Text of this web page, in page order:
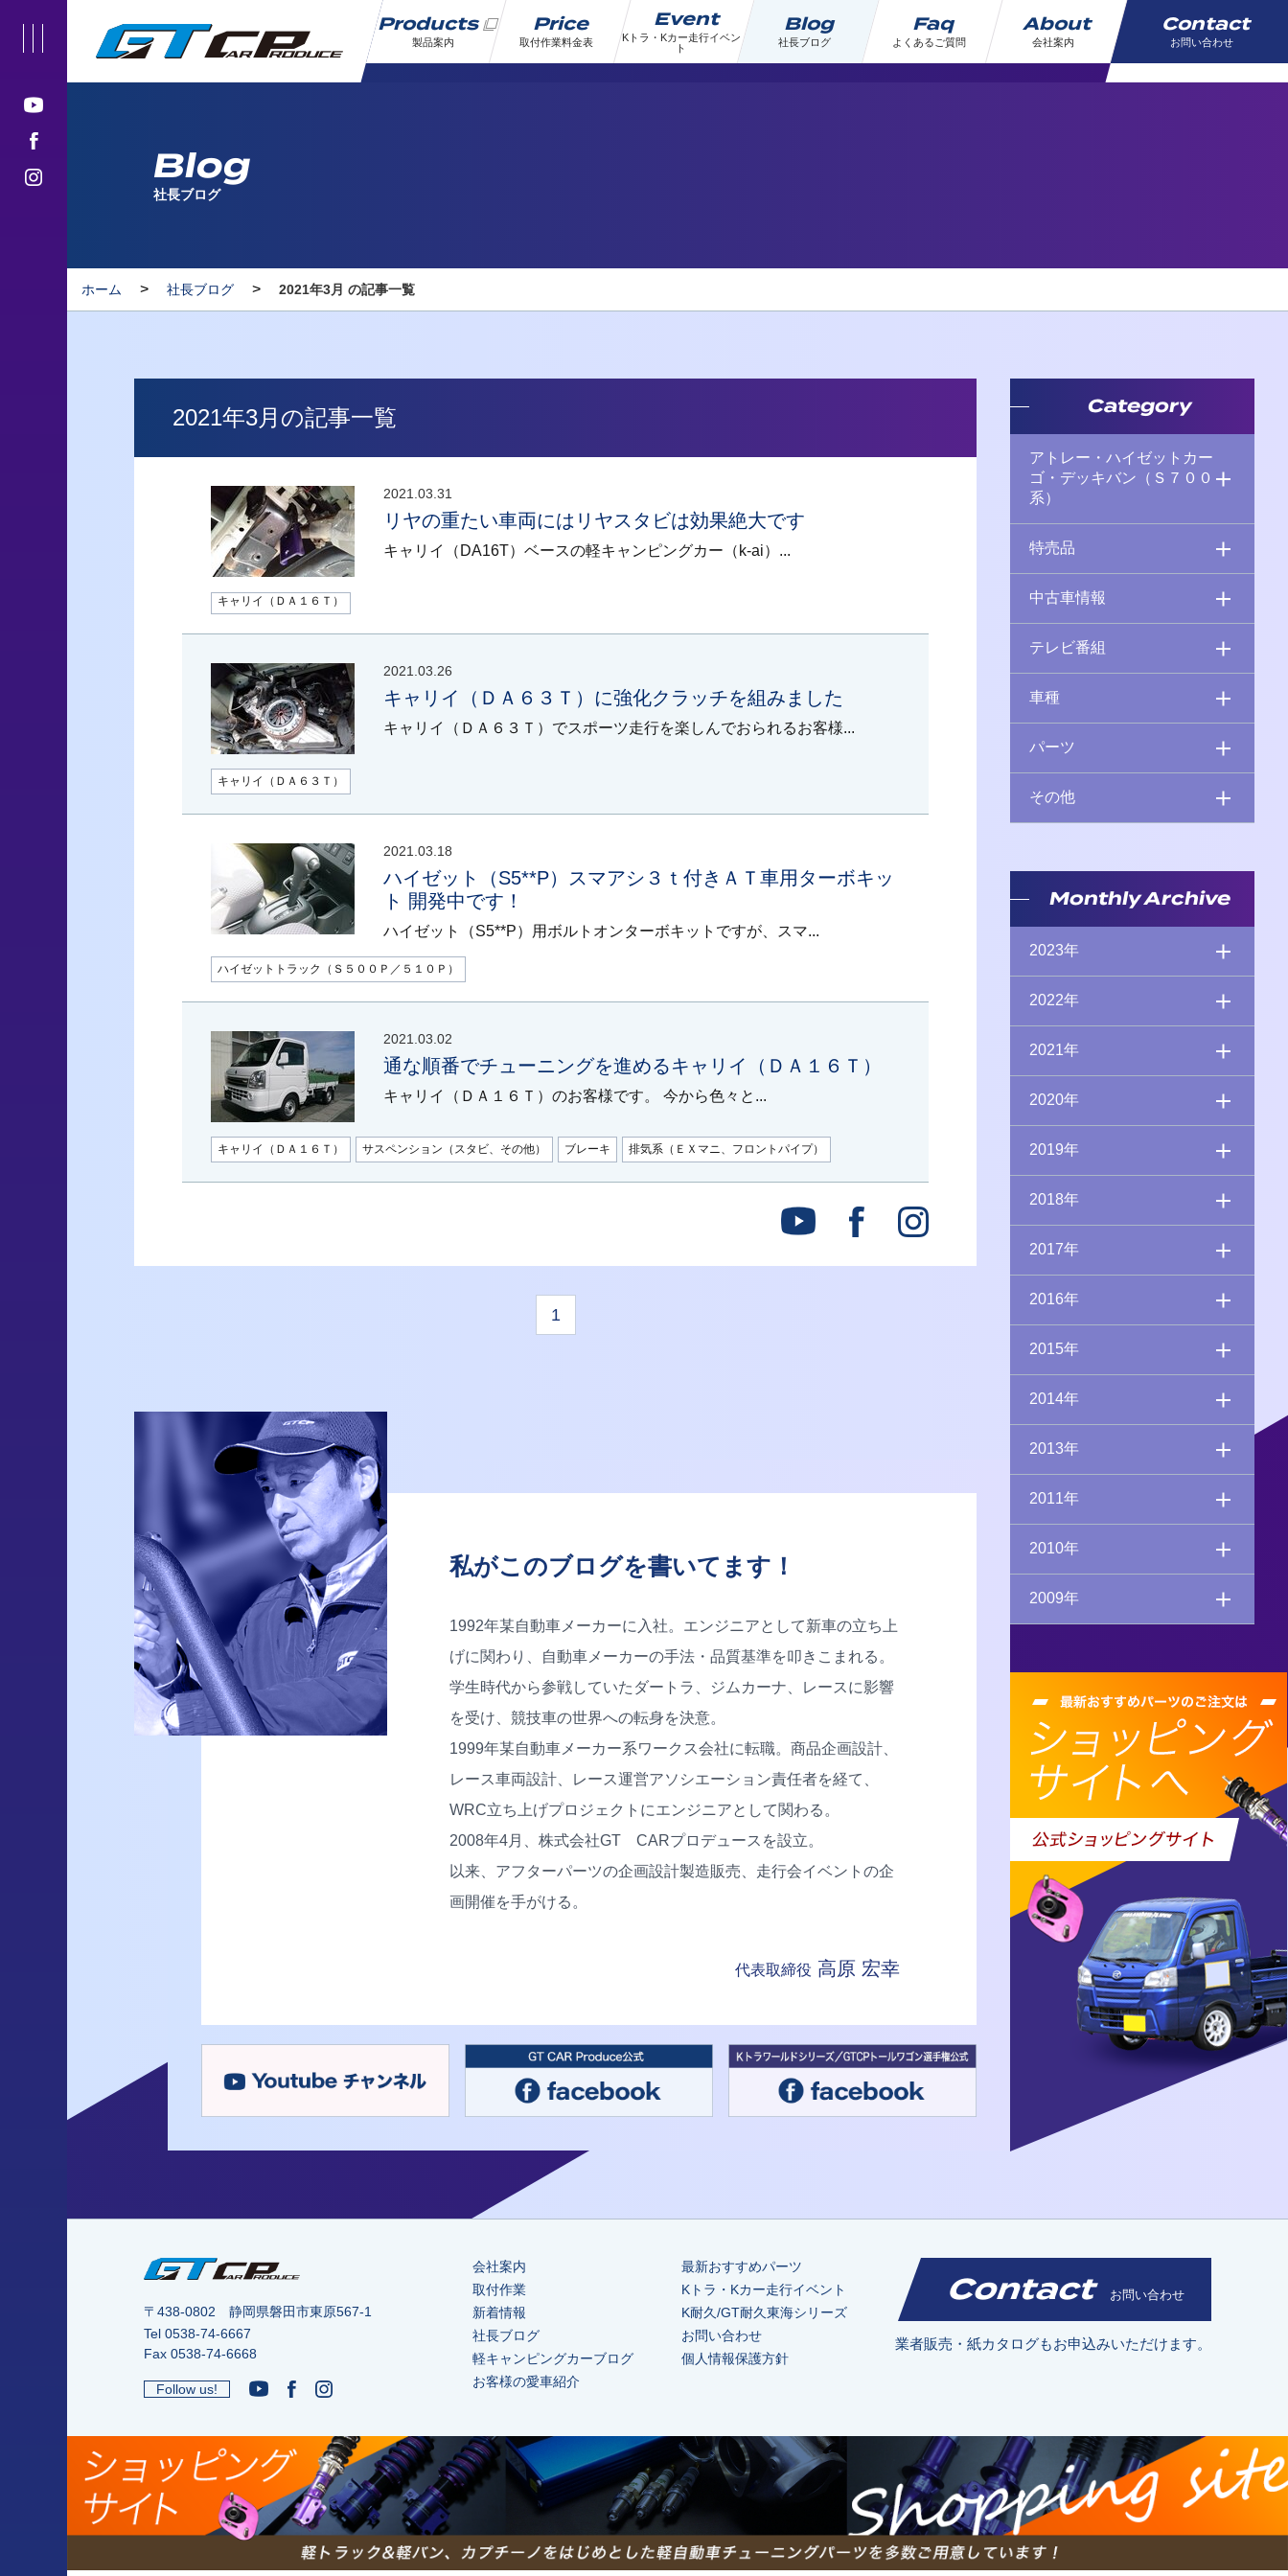
Products
製品案内
Price
取付作業料金表
Event
Kトラ・Kカー走行イベン
ト
Blog
社長ブログ
Faq
よくあるご質問
About
会社案内
Contact
お問い合わせ
Blog
社長ブログ
ホーム > 社長ブログ > 2021年3月 の記事一覧
2021年3月の記事一覧
2021.03.31
リヤの重たい車両にはリヤスタビは効果絶大です
キャリイ（DA16T）ベースの軽キャンピングカー（k-ai）...
キャリイ（ＤＡ１６Ｔ）
2021.03.26
キャリイ（ＤＡ６３Ｔ）に強化クラッチを組みました
キャリイ（ＤＡ６３Ｔ）でスポーツ走行を楽しんでおられるお客様...
キャリイ（ＤＡ６３Ｔ）
2021.03.18
ハイゼット（S5**P）スマアシ３ｔ付きＡＴ車用ターボキッ
ト 開発中です！
ハイゼット（S5**P）用ボルトオンターボキットですが、スマ...
ハイゼットトラック（Ｓ５００Ｐ／５１０Ｐ）
2021.03.02
通な順番でチューニングを進めるキャリイ（ＤＡ１６Ｔ）
キャリイ（ＤＡ１６Ｔ）のお客様です。 今から色々と...
キャリイ（ＤＡ１６Ｔ） サスペンション（スタビ、その他） ブレーキ 排気系（ＥＸマニ、フロントパイプ）
1
私がこのブログを書いてます！
1992年某自動車メーカーに入社。エンジニアとして新車の立ち上
げに関わり、自動車メーカーの手法・品質基準を叩きこまれる。
学生時代から参戦していたダートラ、ジムカーナ、レースに影響
を受け、競技車の世界への転身を決意。
1999年某自動車メーカー系ワークス会社に転職。商品企画設計、
レース車両設計、レース運営アソシエーション責任者を経て、
WRC立ち上げプロジェクトにエンジニアとして関わる。
2008年4月、株式会社GT CARプロデュースを設立。
以来、アフターパーツの企画設計製造販売、走行会イベントの企
画開催を手がける。
代表取締役 高原 宏幸
Category
アトレー・ハイゼットカー
ゴ・デッキバン（Ｓ７００
系）
特売品
中古車情報
テレビ番組
車種
パーツ
その他
Monthly Archive
2023年
2022年
2021年
2020年
2019年
2018年
2017年
2016年
2015年
2014年
2013年
2011年
2010年
2009年
〒438-0802 静岡県磐田市東原567-1
Tel 0538-74-6667
Fax 0538-74-6668
Follow us!
会社案内
取付作業
新着情報
社長ブログ
軽キャンピングカーブログ
お客様の愛車紹介
最新おすすめパーツ
Kトラ・Kカー走行イベント
K耐久/GT耐久東海シリーズ
お問い合わせ
個人情報保護方針
Contact お問い合わせ
業者販売・紙カタログもお申込みいただけます。